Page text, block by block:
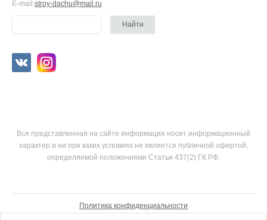
E-mail:stroy-dachu@mail.ru
Вся представленная на сайте информация носит информационный
характер и ни при каких условиях не является публичной офертой,
определяемой положениями Статьи 437(2) ГК РФ.
Политика конфиденциальности